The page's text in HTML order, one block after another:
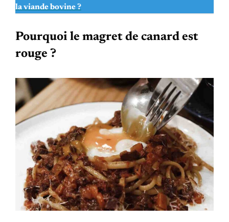
la viande bovine ?
Pourquoi le magret de canard est
rouge ?